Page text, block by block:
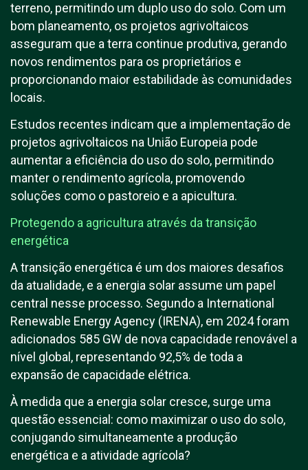
terreno, permitindo um duplo uso do solo. Com um
bom planeamento, os projetos agrivoltaicos
asseguram que a terra continue produtiva, gerando
novos rendimentos para os proprietários e
proporcionando maior estabilidade às comunidades
locais.
Estudos recentes indicam que a implementação de
projetos agrivoltaicos na União Europeia pode
aumentar a eficiência do uso do solo, permitindo
manter o rendimento agrícola, promovendo
soluções como o pastoreio e a apicultura.
Protegendo a agricultura através da transição
energética
A transição energética é um dos maiores desafios
da atualidade, e a energia solar assume um papel
central nesse processo. Segundo a International
Renewable Energy Agency (IRENA), em 2024 foram
adicionados 585 GW de nova capacidade renovável a
nível global, representando 92,5% de toda a
expansão de capacidade elétrica.
À medida que a energia solar cresce, surge uma
questão essencial: como maximizar o uso do solo,
conjugando simultaneamente a produção
energética e a atividade agrícola?